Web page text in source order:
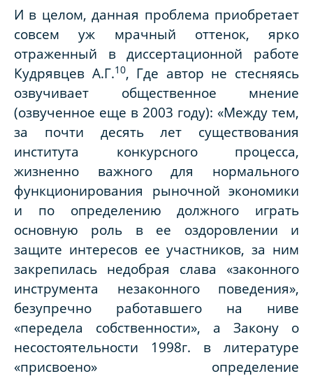
И в целом, данная проблема приобретает
совсем уж мрачный оттенок, ярко
отраженный в диссертационной работе
Кудрявцев А.Г.10, Где автор не стесняясь
озвучивает общественное мнение
(озвученное еще в 2003 году): «Между тем,
за почти десять лет существования
института конкурсного процесса,
жизненно важного для нормального
функционирования рыночной экономики
и по определению должного играть
основную роль в ее оздоровлении и
защите интересов ее участников, за ним
закрепилась недобрая слава «законного
инструмента незаконного поведения»,
безупречно работавшего на ниве
«передела собственности», а Закону о
несостоятельности 1998г. в литературе
«присвоено» определение